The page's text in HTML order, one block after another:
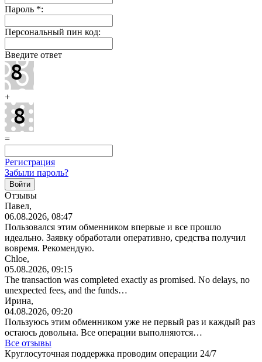
Пароль *:
Персональный пин код:
Введите ответ
+
=
Регистрация
Забыли пароль?
Отзывы
Павел,
06.08.2026, 08:47
Пользовался этим обменником впервые и все прошло
идеально. Заявку обработали оперативно, средства получил
вовремя. Рекомендую.
Chloe,
05.08.2026, 09:15
The transaction was completed exactly as promised. No delays, no
unexpected fees, and the funds…
Ирина,
04.08.2026, 09:20
Пользуюсь этим обменником уже не первый раз и каждый раз
остаюсь довольна. Все операции выполняются…
Все отзывы
Круглосуточная поддержка проводим операции 24/7